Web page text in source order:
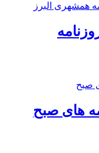
های صبح